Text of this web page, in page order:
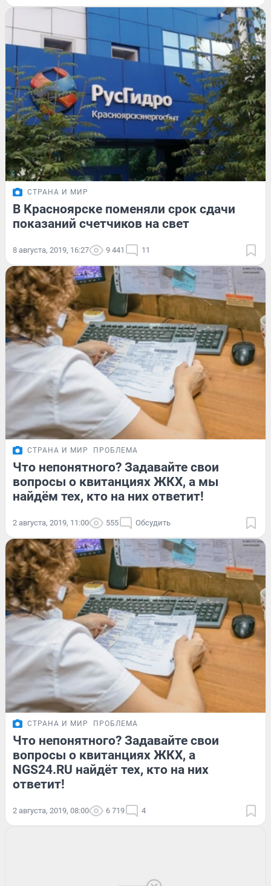
СТРАНА И МИР
В Красноярске поменяли срок сдачи
показаний счетчиков на свет
8 августа, 2019, 16:27 9 441 11
СТРАНА И МИР ПРОБЛЕМА
Что непонятного? Задавайте свои
вопросы о квитанциях ЖКХ, а мы
найдём тех, кто на них ответит!
2 августа, 2019, 11:00 555 Обсудить
СТРАНА И МИР ПРОБЛЕМА
Что непонятного? Задавайте свои
вопросы о квитанциях ЖКХ, а
NGS24.RU найдёт тех, кто на них
ответит!
2 августа, 2019, 08:00 6 719 4